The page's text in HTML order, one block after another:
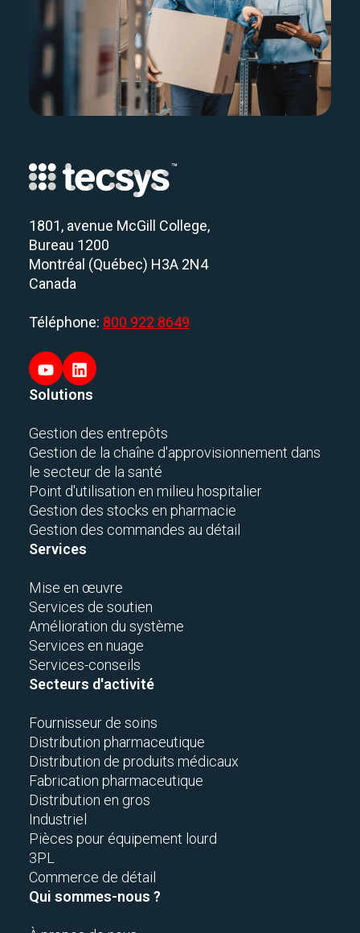
1801, avenue McGill College,
Bureau 1200
Montréal (Québec) H3A 2N4
Canada
Téléphone: 800 922 8649
Solutions
Gestion des entrepôts
Gestion de la chaîne d'approvisionnement dans
le secteur de la santé
Point d'utilisation en milieu hospitalier
Gestion des stocks en pharmacie
Gestion des commandes au détail
Services
Mise en œuvre
Services de soutien
Amélioration du système
Services en nuage
Services-conseils
Secteurs d'activité
Fournisseur de soins
Distribution pharmaceutique
Distribution de produits médicaux
Fabrication pharmaceutique
Distribution en gros
Industriel
Pièces pour équipement lourd
3PL
Commerce de détail
Qui sommes-nous ?